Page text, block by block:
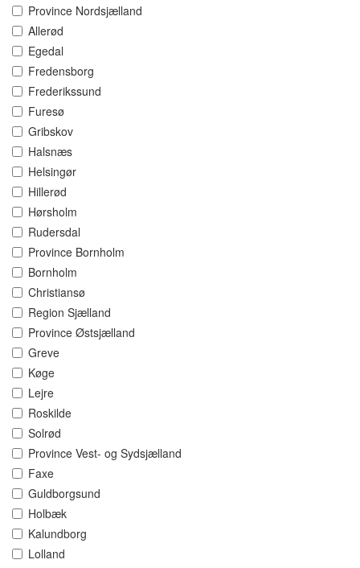
Province Nordsjælland
Allerød
Egedal
Fredensborg
Frederikssund
Furesø
Gribskov
Halsnæs
Helsingør
Hillerød
Hørsholm
Rudersdal
Province Bornholm
Bornholm
Christiansø
Region Sjælland
Province Østsjælland
Greve
Køge
Lejre
Roskilde
Solrød
Province Vest- og Sydsjælland
Faxe
Guldborgsund
Holbæk
Kalundborg
Lolland